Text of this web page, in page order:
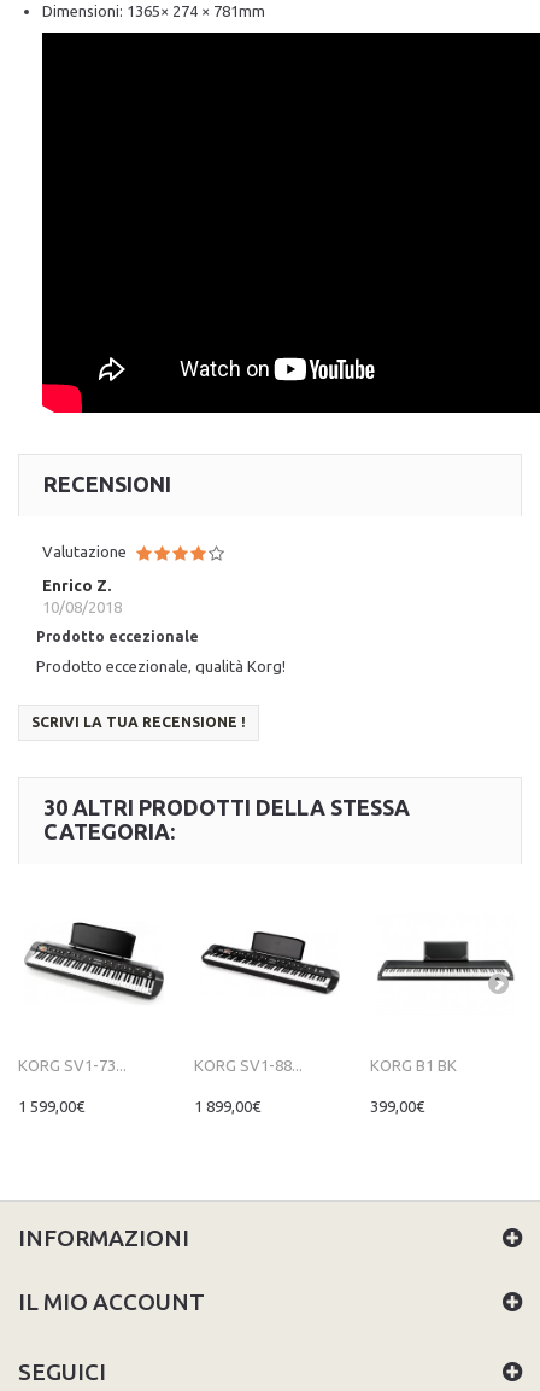
Dimensioni: 1365× 274 × 781mm
RECENSIONI
Valutazione
Enrico Z.
10/08/2018
Prodotto eccezionale
Prodotto eccezionale, qualità Korg!
SCRIVI LA TUA RECENSIONE !
30 ALTRI PRODOTTI DELLA STESSA
CATEGORIA:
KORG SV1-73...
1 599,00€
KORG SV1-88...
1 899,00€
KORG B1 BK
399,00€
INFORMAZIONI
IL MIO ACCOUNT
SEGUICI